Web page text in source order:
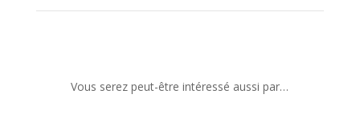
Vous serez peut-être intéressé aussi par…